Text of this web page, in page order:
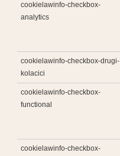
cookielawinfo-checkbox-
analytics
cookielawinfo-checkbox-drugi-
kolacici
cookielawinfo-checkbox-
functional
cookielawinfo-checkbox-